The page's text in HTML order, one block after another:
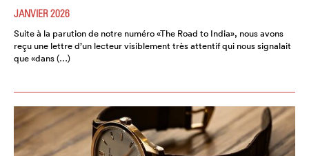
JANVIER 2026
Suite à la parution de notre numéro «The Road to India», nous avons
reçu une lettre d’un lecteur visiblement très attentif qui nous signalait
que «dans (…)